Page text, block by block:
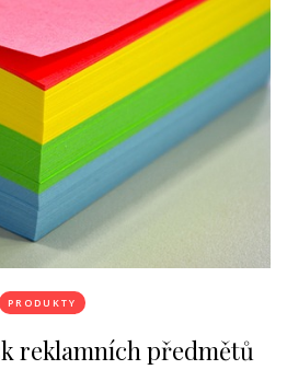
PRODUKTY
reklamních předmětů